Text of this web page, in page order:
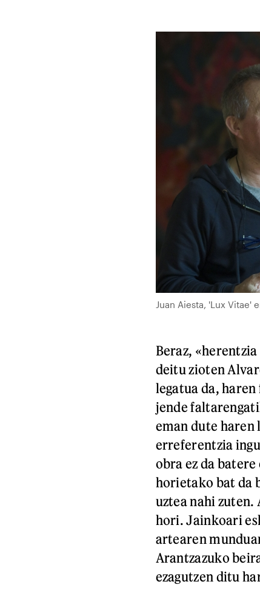
Juan Aiesta, 'Lux Vitae'
Beraz,
deitu zioten
legatua da,
jende
eman dute haren
erreferentzia
obra ez da
horietako bat da
uztea nahi
hori. Jainkoari
artearen
Arantzazuko
ezagutzen ditu